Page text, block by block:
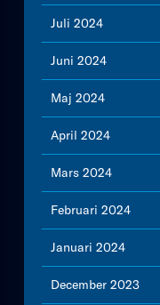
Juli 2024
Juni 2024
Maj 2024
April 2024
Mars 2024
Februari 2024
Januari 2024
December 2023